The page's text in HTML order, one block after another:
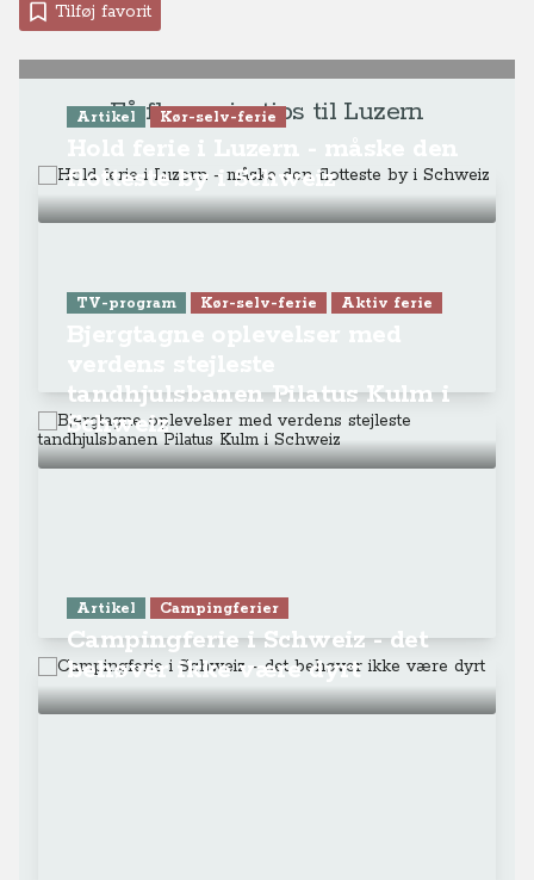
Tilføj favorit
Få flere rejsetips til Luzern
Artikel Kør-selv-ferie
flotteste by i Schweiz
TV-program Kør-selv-ferie Aktiv ferie
tandhjulsbanen Pilatus Kulm i
Schweiz
Artikel Campingferier
Campingferie i Schweiz - det
behøver ikke være dyrt